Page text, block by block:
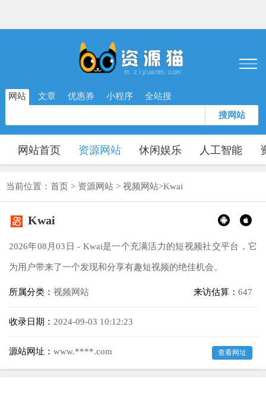
网站 文章 优惠券 小程序 全站搜
搜网站
网站首页 资源网站 休闲娱乐 人工智能
当前位置： 首页 > 资源网站 > 视频网站>Kwai
Kwai
2026年08月03日 - Kwai是一个充满活力的短视频社交平台，它
为用户带来了一个发现和分享有趣短视频的绝佳机会。
所属分类： 视频网站 来访估算： 647
收录日期： 2024-09-03 10:12:23
源站网址： www.****.com 查看网址